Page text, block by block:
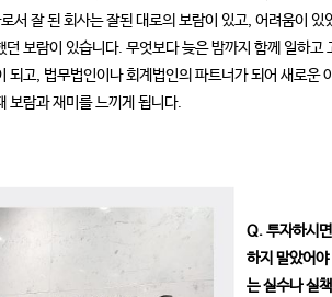
서 잘 된 회사는 잘된 대로의 보람이 있고, 어려움이 있
던 보람이 있습니다. 무엇보다 늦은 밤까지 함께 일하고
되고, 법무법인이나 회계법인의 파트너가 되어 새로운
보람과 재미를 느끼게 됩니다.
Q. 투자하시
하지 말았어야
는 실수나 실